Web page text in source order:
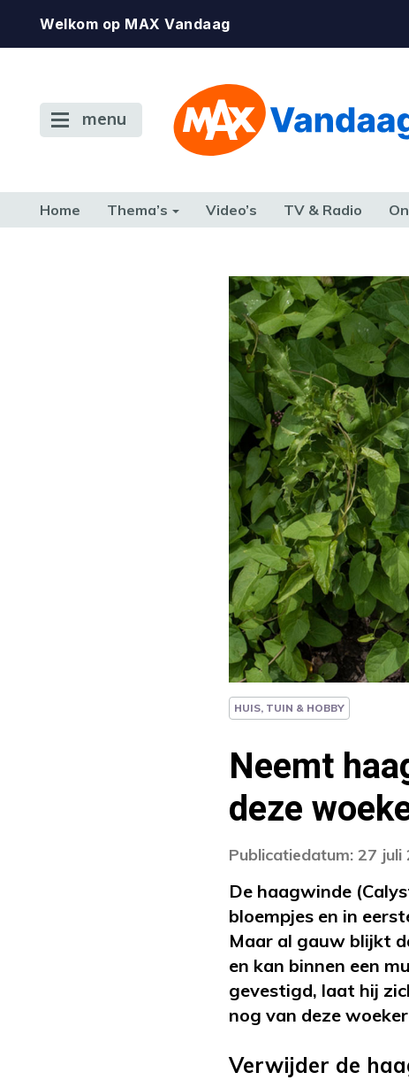
Welkom op MAX Vandaag
menu
Home Thema’s Video’s TV & Radio
HUIS, TUIN & HOBBY
Neemt
deze
Publicatiedatum: 27 juli
De haagwinde
bloempjes en in
Maar al gauw blijkt
en kan binnen een
gevestigd, laat hij
nog van deze
Verwijder de